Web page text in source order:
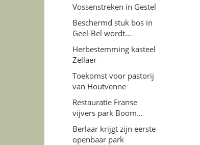
Vossenstreken in Gestel
Beschermd stuk bos in
Geel-Bel wordt...
Herbestemming kasteel
Zellaer
Toekomst voor pastorij
van Houtvenne
Restauratie Franse
vijvers park Boom...
Berlaar krijgt zijn eerste
openbaar park